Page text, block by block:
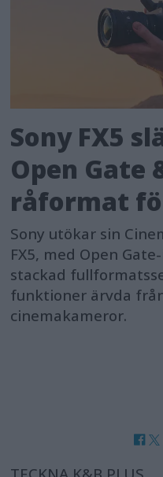
Sony FX5
Open Gate
råformat
Sony utökar sin
FX5, med Open
stackad
funktioner ärvda
cinemakameror.